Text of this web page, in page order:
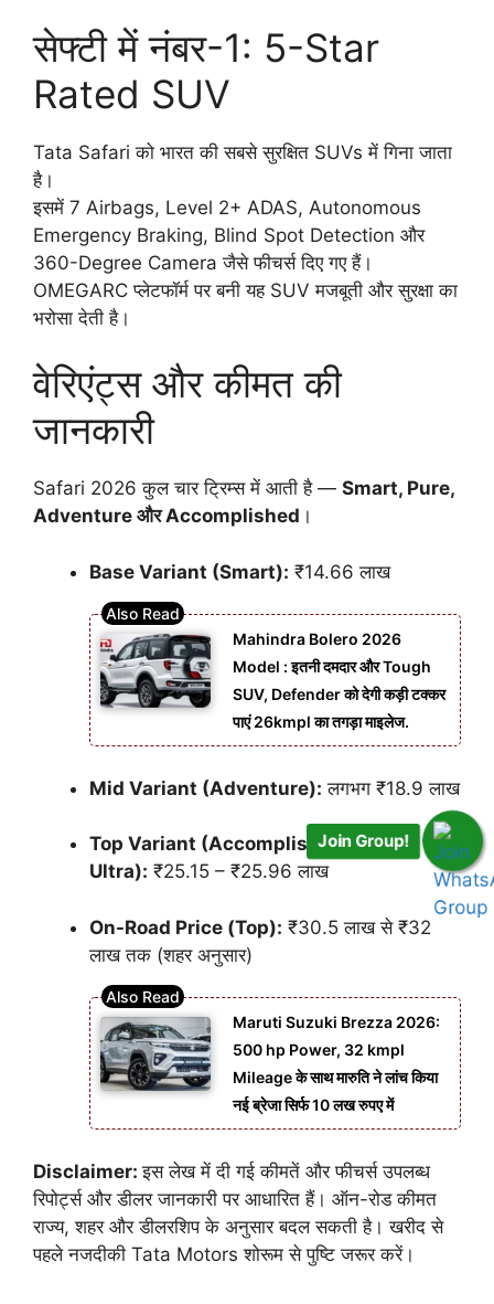
सेफ्टी में नंबर-1: 5-Star
Rated SUV
Tata Safari को भारत की सबसे सुरक्षित SUVs में गिना जाता
है।
इसमें 7 Airbags, Level 2+ ADAS, Autonomous
Emergency Braking, Blind Spot Detection और
360-Degree Camera जैसे फीचर्स दिए गए हैं।
OMEGARC प्लेटफॉर्म पर बनी यह SUV मजबूती और सुरक्षा का
भरोसा देती है।
वेरिएंट्स और कीमत की
जानकारी
Safari 2026 कुल चार ट्रिम्स में आती है — Smart, Pure,
Adventure और Accomplished ।
Base Variant (Smart): ₹14.66 लाख
Mahindra Bolero 2026
Model : इतनी दमदार और Tough
SUV, Defender को देगी कड़ी टक्कर
पाएं 26kmpl का तगड़ा माइलेज.
Mid Variant (Adventure): लगभग ₹18.9 लाख
Top Variant (Accomplished
Ultra): ₹25.15 – ₹25.96 लाख
On-Road Price (Top): ₹30.5 लाख से ₹32
लाख तक (शहर अनुसार)
Maruti Suzuki Brezza 2026:
500 hp Power, 32 kmpl
Mileage के साथ मारुति ने लांच किया
नई ब्रेजा सिर्फ 10 लख रुपए में
Disclaimer:इस लेख में दी गई कीमतें और फीचर्स उपलब्ध
रिपोर्ट्स और डीलर जानकारी पर आधारित हैं। ऑन-रोड कीमत
राज्य, शहर और डीलरशिप के अनुसार बदल सकती है। खरीद से
पहले नजदीकी Tata Motors शोरूम से पुष्टि जरूर करें।
Join Group!